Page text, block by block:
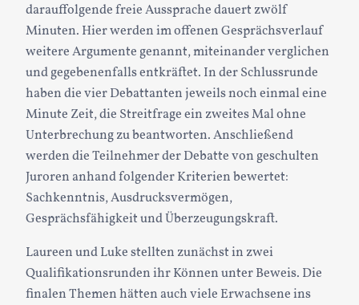
darauffolgende freie Aussprache dauert zwölf
Minuten. Hier werden im offenen Gesprächsverlauf
weitere Argumente genannt, miteinander verglichen
und gegebenenfalls entkräftet. In der Schlussrunde
haben die vier Debattanten jeweils noch einmal eine
Minute Zeit, die Streitfrage ein zweites Mal ohne
Unterbrechung zu beantworten. Anschließend
werden die Teilnehmer der Debatte von geschulten
Juroren anhand folgender Kriterien bewertet:
Sachkenntnis, Ausdrucksvermögen,
Gesprächsfähigkeit und Überzeugungskraft.
Laureen und Luke stellten zunächst in zwei
Qualifikationsrunden ihr Können unter Beweis. Die
finalen Themen hätten auch viele Erwachsene ins